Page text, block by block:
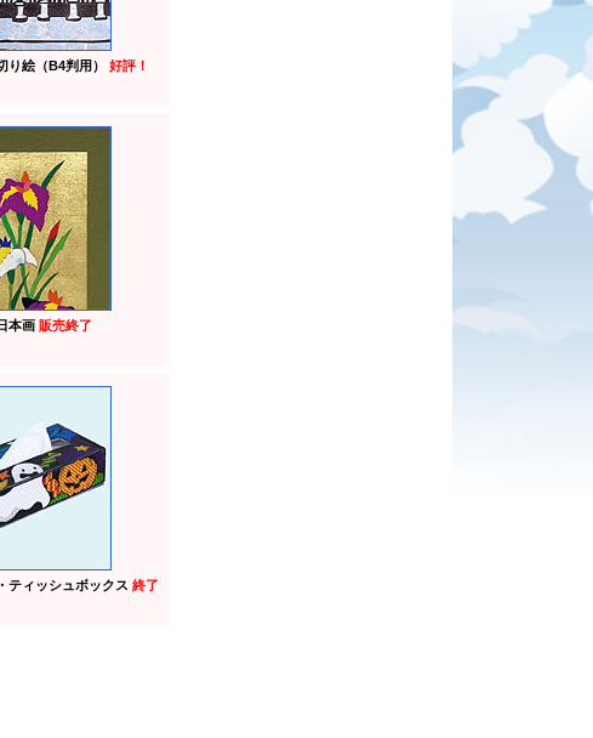
り絵（B4判用） 好評！
本画 販売終了
ティッシュボックス 終了